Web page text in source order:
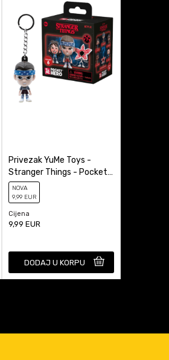
Privezak YuMe Toys -
Stranger Things - Pocket
Hero - Blind Box
NOVA
9,99 EUR
Cijena
9,99 EUR
DODAJ U KORPU